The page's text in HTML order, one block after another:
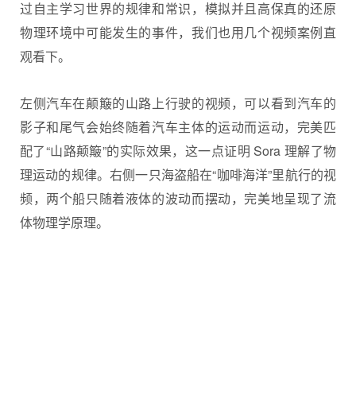
过自主学习世界的规律和常识，模拟并且高保真的还原
物理环境中可能发生的事件，我们也用几个视频案例直
观看下。
左侧汽车在颠簸的山路上行驶的视频，可以看到汽车的
影子和尾气会始终随着汽车主体的运动而运动，完美匹
配了“山路颠簸”的实际效果，这一点证明 Sora 理解了物
理运动的规律。右侧一只海盗船在“咖啡海洋”里航行的视
频，两个船只随着液体的波动而摆动，完美地呈现了流
体物理学原理。